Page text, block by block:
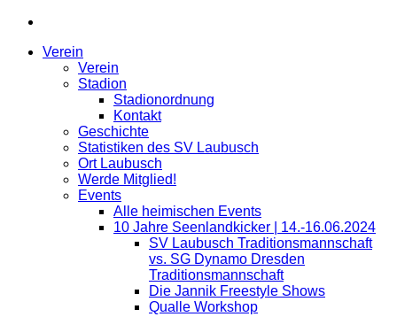
Verein
Verein
Stadion
Stadionordnung
Kontakt
Geschichte
Statistiken des SV Laubusch
Ort Laubusch
Werde Mitglied!
Events
Alle heimischen Events
10 Jahre Seenlandkicker | 14.-16.06.2024
SV Laubusch Traditionsmannschaft
vs. SG Dynamo Dresden
Traditionsmannschaft
Die Jannik Freestyle Shows
Qualle Workshop